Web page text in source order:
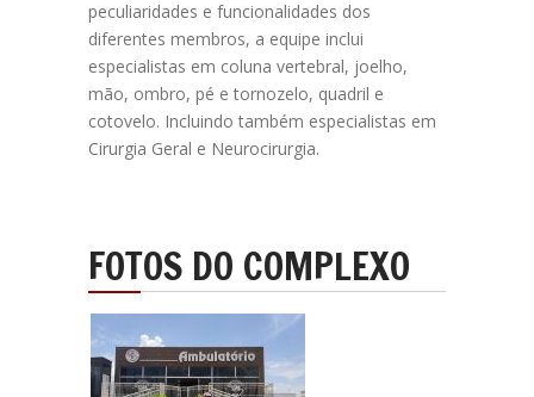
peculiaridades e funcionalidades dos
diferentes membros, a equipe inclui
especialistas em coluna vertebral, joelho,
mão, ombro, pé e tornozelo, quadril e
cotovelo. Incluindo também especialistas em
Cirurgia Geral e Neurocirurgia.
FOTOS DO COMPLEXO